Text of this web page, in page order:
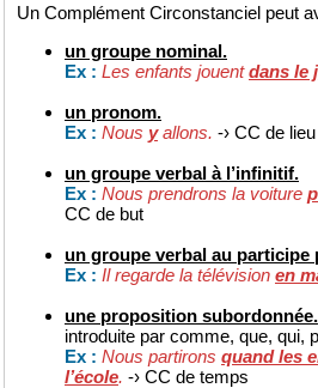
Un Complément Circonstanciel peut
un groupe nominal.
Ex : Les enfants jouent dans le
un pronom.
Ex : Nous yallons. -› CC de lieu
un groupe verbal à l’infinitif.
Ex : Nous prendrons la voiture
CC de but
un groupe verbal au participe
Ex : Il regarde la télévision en
une proposition subordonnée.
introduite par comme, que, qui,
Ex : Nous partirons quand les
l’école. -› CC de temps